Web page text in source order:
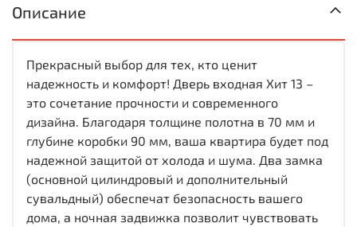
Описание
Прекрасный выбор для тех, кто ценит
надежность и комфорт! Дверь входная Хит 13 –
это сочетание прочности и современного
дизайна. Благодаря толщине полотна в 70 мм и
глубине коробки 90 мм, ваша квартира будет под
надежной защитой от холода и шума. Два замка
(основной цилиндровый и дополнительный
сувальдный) обеспечат безопасность вашего
дома, а ночная задвижка позволит чувствовать